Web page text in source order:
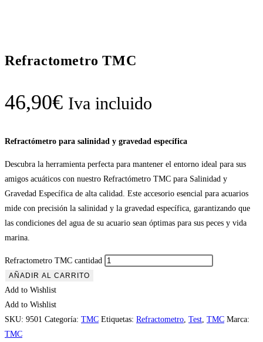
Refractometro TMC
46,90€ Iva incluido
Refractómetro para salinidad y gravedad específica
Descubra la herramienta perfecta para mantener el entorno ideal para sus
amigos acuáticos con nuestro Refractómetro TMC para Salinidad y
Gravedad Específica de alta calidad. Este accesorio esencial para acuarios
mide con precisión la salinidad y la gravedad específica, garantizando que
las condiciones del agua de su acuario sean óptimas para sus peces y vida
marina.
Refractometro TMC cantidad
AÑADIR AL CARRITO
Add to Wishlist
Add to Wishlist
SKU: 9501 Categoría: TMC Etiquetas: Refractometro Test TMC Marca:
TMC